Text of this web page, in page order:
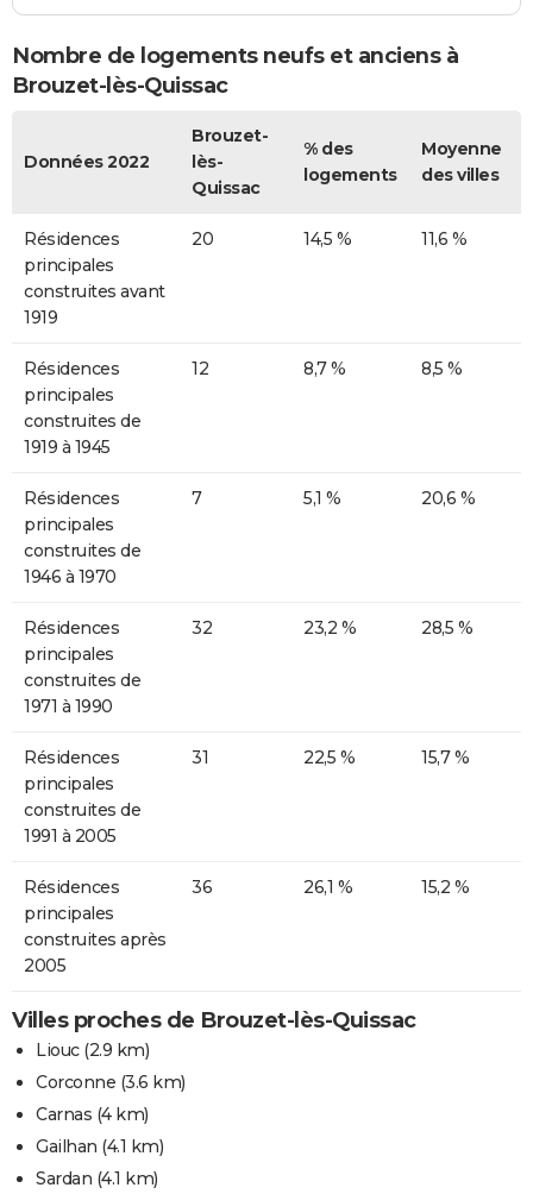
Nombre de logements neufs et anciens à
Brouzet-lès-Quissac
Données 2022
Brouzet-
lès-
Quissac
% des
logements
Moyenne
des villes
Résidences
principales
construites avant
1919
20 14,5 % 11,6 %
Résidences
principales
construites de
1919 à 1945
12 8,7 % 8,5 %
Résidences
principales
construites de
1946 à 1970
7 5,1 % 20,6 %
Résidences
principales
construites de
1971 à 1990
32 23,2 % 28,5 %
Résidences
principales
construites de
1991 à 2005
31 22,5 % 15,7 %
Résidences
principales
construites après
2005
36 26,1 % 15,2 %
Villes proches de Brouzet-lès-Quissac
Liouc(2.9 km)
Corconne (3.6 km)
Carnas (4 km)
Gailhan (4.1 km)
Sardan (4.1 km)